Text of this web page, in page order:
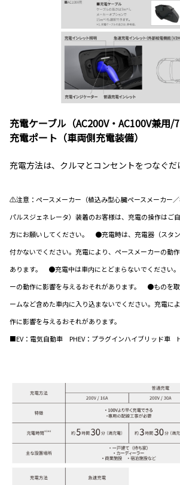
充電ケーブル（AC200V・AC100V兼用/
充電ポート（車両側充電装備）
充電方法は、クルマとコンセントをつなぐだ
⚠注意：ペースメーカー（植込み型心臓ペースメーカー
パルスジェネレータ）装着のお客様は、充電の操作はご
方にお願いしてください。 ●充電時は、充電器（スタ
付かないでください。充電により、ペースメーカーの動
あります。 ●充電中は車内にとどまらないでください
ーの動作に影響を与えるおそれがあります。 ●ものを
ームなど含めた車内に入り込まないでください。充電に
作に影響を与えるおそれがあります。
■EV：電気自動車 PHEV：プラグインハイブリッド車